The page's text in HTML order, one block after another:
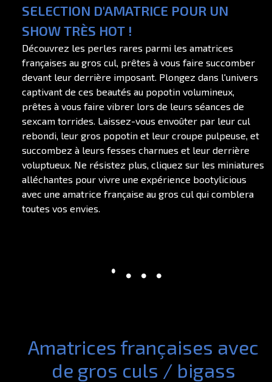
SELECTION D'AMATRICE POUR UN
SHOW TRÈS HOT !
Découvrez les perles rares parmi les amatrices
françaises au gros cul, prêtes à vous faire succomber
devant leur derrière imposant. Plongez dans l'univers
captivant de ces beautés au popotin volumineux,
prêtes à vous faire vibrer lors de leurs séances de
sexcam torrides. Laissez-vous envoûter par leur cul
rebondi, leur gros popotin et leur croupe pulpeuse, et
succombez à leurs fesses charnues et leur derrière
voluptueux. Ne résistez plus, cliquez sur les miniatures
alléchantes pour vivre une expérience bootylicious
avec une amatrice française au gros cul qui comblera
toutes vos envies.
Amatrices françaises avec
de gros culs / bigass